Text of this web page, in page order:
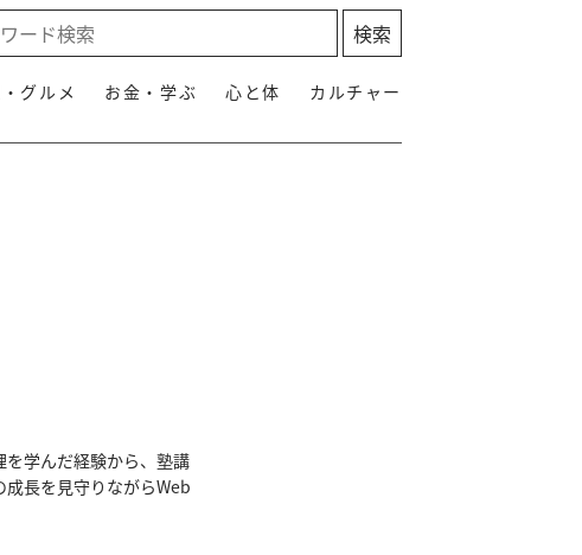
グルメ お金・学ぶ 心と体 カルチャー
学んだ経験から、塾講
長を見守りながらWeb